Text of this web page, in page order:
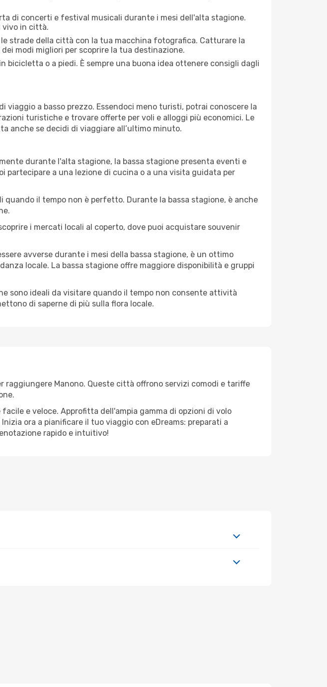
di concerti e festival musicali durante i mesi dell'alta stagione.
vivo in città.
strade della città con la tua macchina fotografica. Catturare la
modi migliori per scoprire la tua destinazione.
bicicletta o a piedi. È sempre una buona idea ottenere consigli dagli
a basso prezzo. Essendoci meno turisti, potrai conoscere la
turistiche e trovare offerte per voli e alloggi più economici. Le
anche se decidi di viaggiare all’ultimo minuto.
durante l'alta stagione, la bassa stagione presenta eventi e
partecipare a una lezione di cucina o a una visita guidata per
quando il tempo non è perfetto. Durante la bassa stagione, è anche
i mercati locali al coperto, dove puoi acquistare souvenir
avverse durante i mesi della bassa stagione, è un ottimo
locale. La bassa stagione offre maggiore disponibilità e gruppi
sono ideali da visitare quando il tempo non consente attività
di saperne di più sulla flora locale.
Manono. Queste città offrono servizi comodi e tariffe
e veloce. Approfitta dell'ampia gamma di opzioni di volo
ora a pianificare il tuo viaggio con eDreams: preparati a
rapido e intuitivo!